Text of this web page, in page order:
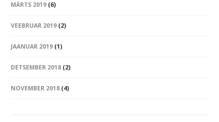
MÄRTS 2019 (6)
VEEBRUAR 2019 (2)
JAANUAR 2019 (1)
DETSEMBER 2018 (2)
NOVEMBER 2018 (4)